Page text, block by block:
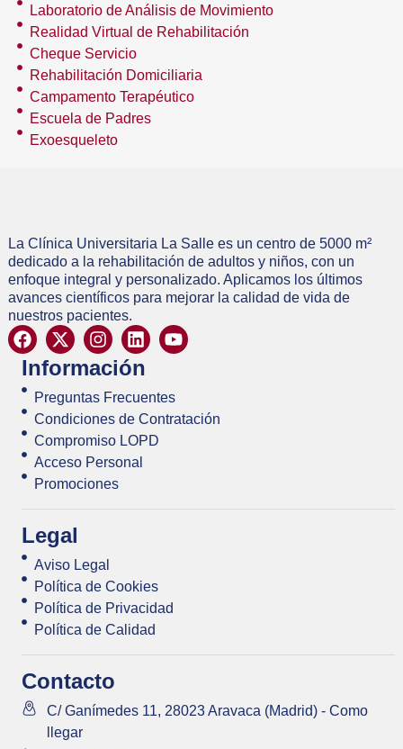
Laboratorio de Análisis de Movimiento
Realidad Virtual de Rehabilitación
Cheque Servicio
Rehabilitación Domiciliaria
Campamento Terapéutico
Escuela de Padres
Exoesqueleto
La Clínica Universitaria La Salle es un centro de 5000 m²
dedicado a la rehabilitación de adultos y niños, con un
enfoque integral y personalizado. Aplicamos los últimos
avances científicos para mejorar la calidad de vida de
nuestros pacientes.
Información
Preguntas Frecuentes
Condiciones de Contratación
Compromiso LOPD
Acceso Personal
Promociones
Legal
Aviso Legal
Política de Cookies
Política de Privacidad
Política de Calidad
Contacto
C/ Ganímedes 11, 28023 Aravaca (Madrid) - Como
llegar